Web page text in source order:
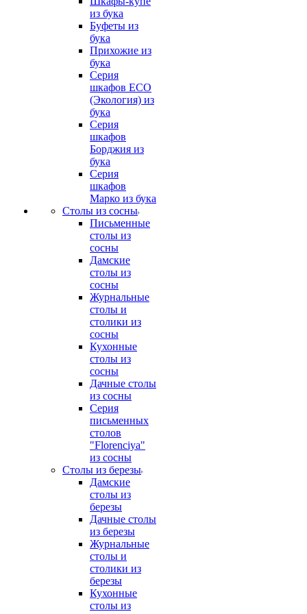
из бука
Буфеты из
бука
Прихожие из
бука
Серия
шкафов ECO
(Экология) из
бука
Серия
шкафов
Борджия из
бука
Серия
шкафов
Марко из бука
Столы из сосны
Письменные
столы из
сосны
Дамские
столы из
сосны
Журнальные
столы и
столики из
сосны
Кухонные
столы из
сосны
Дачные столы
из сосны
Серия
письменных
столов
"Florenciya"
из сосны
Столы из березы
Дамские
столы из
березы
Дачные столы
из березы
Журнальные
столы и
столики из
березы
Кухонные
столы из